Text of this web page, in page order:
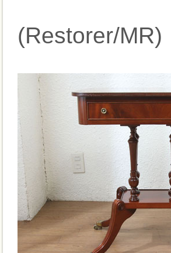
(Restorer/MR)